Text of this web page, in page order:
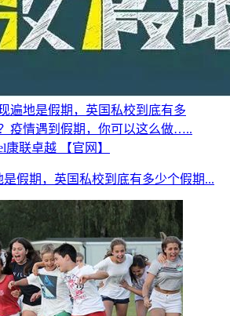
遍地是假期，英国私校到底有多
疫情遇到假期，你可以这么做…..
康联卓越 【官网】
假期，英国私校到底有多少个假期...